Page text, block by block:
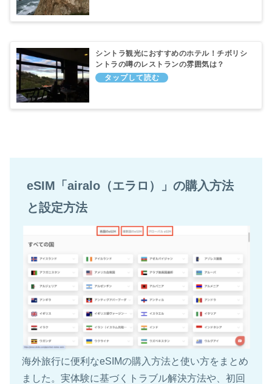
シントラ観光におすすめのホテル！チボリシ
ントラの噂のレストランの雰囲気は？
eSIM「airalo（エラロ）」の購入方法
と設定方法
海外旅行に便利なeSIMの購入方法と使い方をまとめ
ました。実体験に基づくトラブル解決方法や、初回